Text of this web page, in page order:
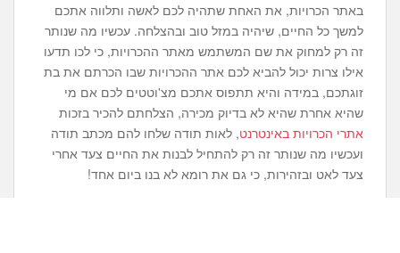
באתר הכרויות, את האחת שתהיה לכם לאשה ותלווה אתכם
למשך כל החיים, שיהיה במזל טוב ובהצלחה. עכשיו מה שנותר
זה רק למחוק את שם המשתמש מאתר ההכרויות, כי לכו תדעו
אילו צרות יכול להביא לכם אתר ההכרויות שבו הכרתם את בת
זוגתכם, במידה והיא תתפוס אתכם מצ'וטטים לכם אם מי
שהיא אחרת שהיא לא בדיוק מכירה, הצלחתם להכיר בזכות
אתרי הכרויות באינטרנט, לאות תודה שלחו להם מכתב תודה
ועכשיו מה שנותר זה רק להתחיל לבנות את החיים צעד אחרי
צעד לאט ובזהירות, כי גם את רומא לא בנו ביום אחד!